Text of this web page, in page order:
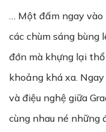
… Một đấm ngay
các chùm sáng bùng
đớn mà khựng lại
khoảng khá xa.
và điệu nghệ giữa
cùng nhau né những